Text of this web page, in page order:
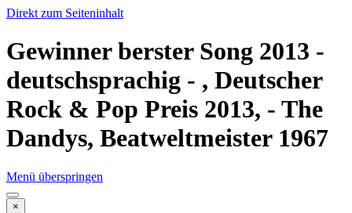
Direkt zum Seiteninhalt
Gewinner berster Song 2013 -
deutschsprachig - , Deutscher
Rock & Pop Preis 2013, - The
Dandys, Beatweltmeister 1967
Menü überspringen
×